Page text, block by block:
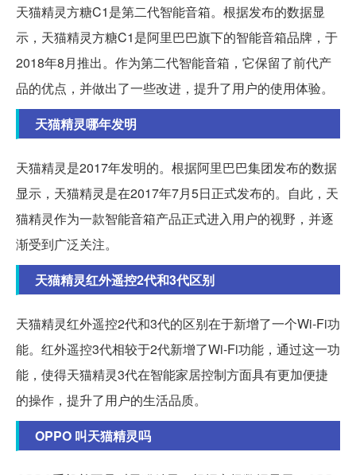
天猫精灵方糖C1是第二代智能音箱。根据发布的数据显
示，天猫精灵方糖C1是阿里巴巴旗下的智能音箱品牌，于
2018年8月推出。作为第二代智能音箱，它保留了前代产
品的优点，并做出了一些改进，提升了用户的使用体验。
天猫精灵哪年发明
天猫精灵是2017年发明的。根据阿里巴巴集团发布的数据
显示，天猫精灵是在2017年7月5日正式发布的。自此，天
猫精灵作为一款智能音箱产品正式进入用户的视野，并逐
渐受到广泛关注。
天猫精灵红外遥控2代和3代区别
天猫精灵红外遥控2代和3代的区别在于新增了一个Wi-Fi功
能。红外遥控3代相较于2代新增了Wi-Fi功能，通过这一功
能，使得天猫精灵3代在智能家居控制方面具有更加便捷
的操作，提升了用户的生活品质。
OPPO 叫天猫精灵吗